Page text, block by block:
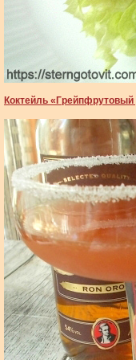
Коктейль «Грейпфрутовый